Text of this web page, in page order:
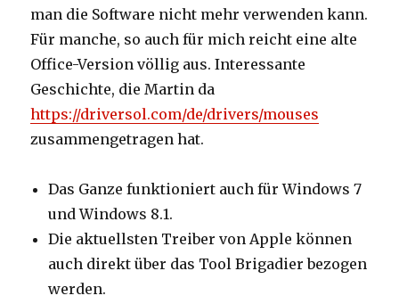
man die Software nicht mehr verwenden kann.
Für manche, so auch für mich reicht eine alte
Office-Version völlig aus. Interessante
Geschichte, die Martin da
https://driversol.com/de/drivers/mouses
zusammengetragen hat.
Das Ganze funktioniert auch für Windows 7
und Windows 8.1.
Die aktuellsten Treiber von Apple können
auch direkt über das Tool Brigadier bezogen
werden.